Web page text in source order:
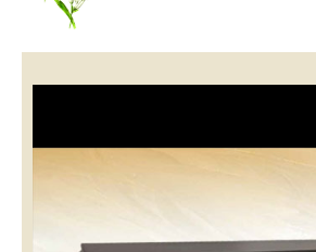
Service
Urnen und mehr